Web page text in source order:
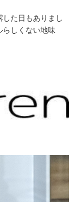
した日もありまし
らしくない地味